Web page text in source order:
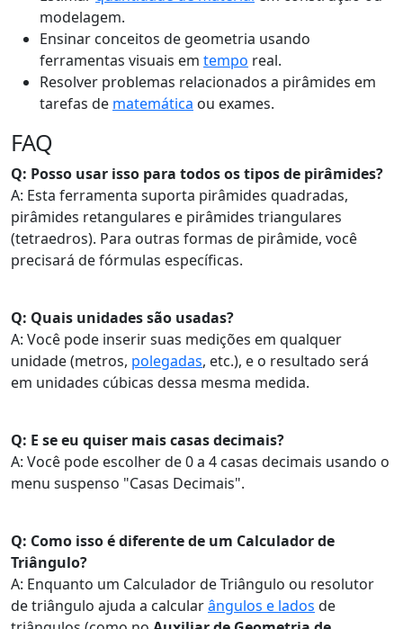
modelagem.
Ensinar conceitos de geometria usando
ferramentas visuais em tempo real.
Resolver problemas relacionados a pirâmides em
tarefas de matemática ou exames.
FAQ
Q: Posso usar isso para todos os tipos de pirâmides?
A: Esta ferramenta suporta pirâmides quadradas,
pirâmides retangulares e pirâmides triangulares
(tetraedros). Para outras formas de pirâmide, você
precisará de fórmulas específicas.
Q: Quais unidades são usadas?
A: Você pode inserir suas medições em qualquer
unidade (metros, polegadas, etc.), e o resultado será
em unidades cúbicas dessa mesma medida.
Q: E se eu quiser mais casas decimais?
A: Você pode escolher de 0 a 4 casas decimais usando o
menu suspenso "Casas Decimais".
Q: Como isso é diferente de um Calculador de
Triângulo?
A: Enquanto um Calculador de Triângulo ou resolutor
de triângulo ajuda a calcularângulos e lados de